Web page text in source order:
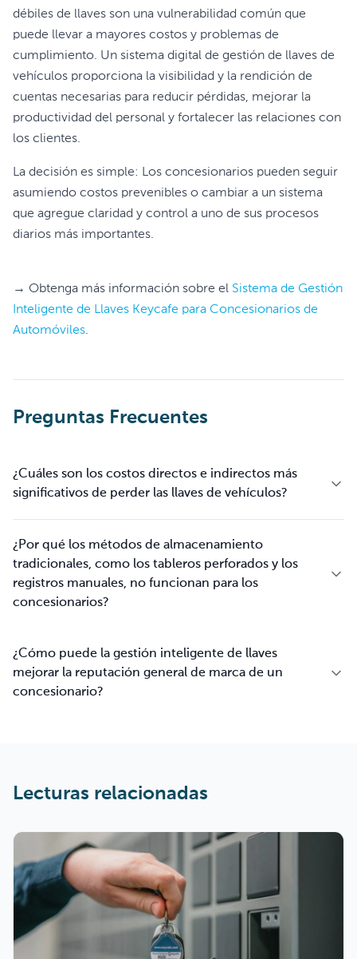
débiles de llaves son una vulnerabilidad común que
puede llevar a mayores costos y problemas de
cumplimiento. Un sistema digital de gestión de llaves de
vehículos proporciona la visibilidad y la rendición de
cuentas necesarias para reducir pérdidas, mejorar la
productividad del personal y fortalecer las relaciones con
los clientes.
La decisión es simple: Los concesionarios pueden seguir
asumiendo costos prevenibles o cambiar a un sistema
que agregue claridad y control a uno de sus procesos
diarios más importantes.
→ Obtenga más información sobre el Sistema de Gestión
Inteligente de Llaves Keycafe para Concesionarios de
Automóviles.
Preguntas Frecuentes
¿Cuáles son los costos directos e indirectos más
significativos de perder las llaves de vehículos?
¿Por qué los métodos de almacenamiento
tradicionales, como los tableros perforados y los
registros manuales, no funcionan para los
concesionarios?
¿Cómo puede la gestión inteligente de llaves
mejorar la reputación general de marca de un
concesionario?
Lecturas relacionadas